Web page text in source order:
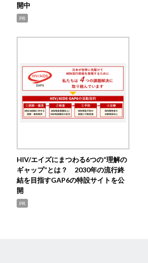
開中
PR
HIV/エイズにまつわる6つの“理解の
ギャップ”とは？ 2030年の流行終
結を目指すGAP6の特設サイトを公
開
PR